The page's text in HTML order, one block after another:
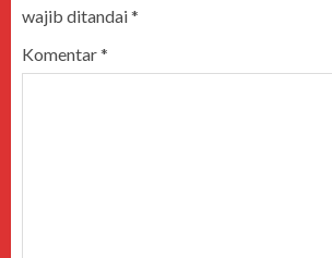
wajib ditandai*
Komentar*